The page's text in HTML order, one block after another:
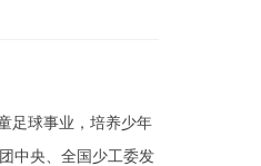
足球事业，培养少年
中央、全国少工委发